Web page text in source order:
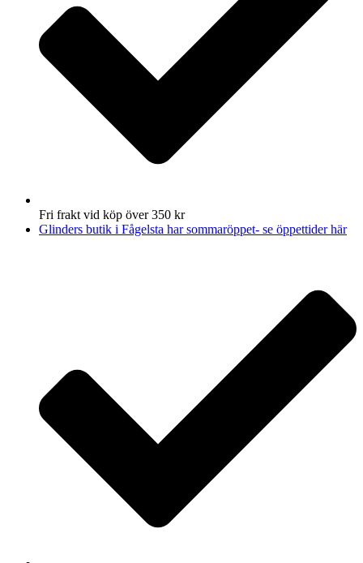
Fri frakt vid köp över 350 kr
Glinders butik i Fågelsta har sommaröppet- se öppettider här